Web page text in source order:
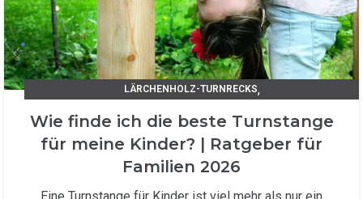
LÄRCHENHOLZ-TURNRECKS,
Wie finde ich die beste Turnstange
für meine Kinder? | Ratgeber für
Familien 2026